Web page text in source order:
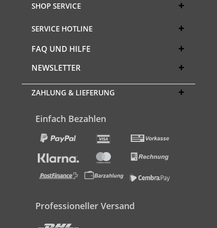
SHOP SERVICE
SERVICE HOTLINE
FAQ UND HILFE
NEWSLETTER
ZAHLUNG & LIEFERUNG
Einfach Bezahlen
Professioneller Versand